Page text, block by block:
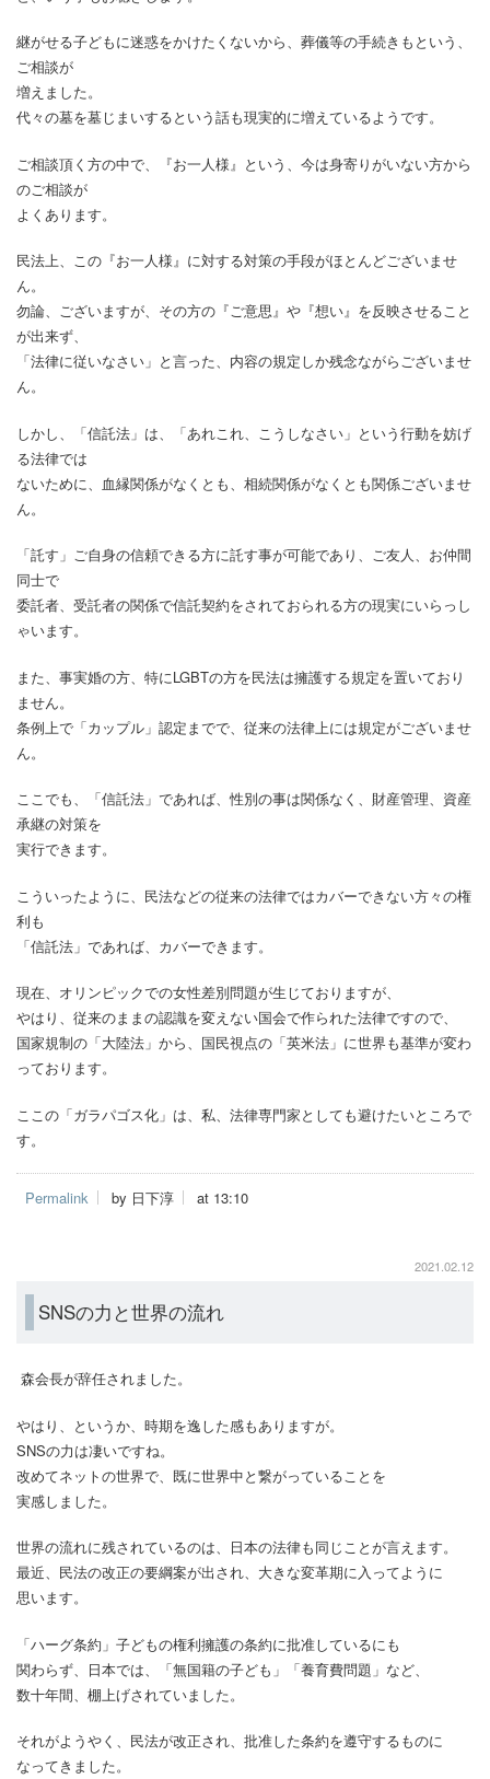
継がせる子どもに迷惑をかけたくないから、葬儀等の手続きもという、
ご相談が
増えました。
代々の墓を墓じまいするという話も現実的に増えているようです。
ご相談頂く方の中で、『お一人様』という、今は身寄りがいない方から
のご相談が
よくあります。
民法上、この『お一人様』に対する対策の手段がほとんどございませ
ん。
勿論、ございますが、その方の『ご意思』や『想い』を反映させること
が出来ず、
「法律に従いなさい」と言った、内容の規定しか残念ながらございませ
ん。
しかし、「信託法」は、「あれこれ、こうしなさい」という行動を妨げ
る法律では
ないために、血縁関係がなくとも、相続関係がなくとも関係ございませ
ん。
「託す」ご自身の信頼できる方に託す事が可能であり、ご友人、お仲間
同士で
委託者、受託者の関係で信託契約をされておられる方の現実にいらっし
ゃいます。
また、事実婚の方、特にLGBTの方を民法は擁護する規定を置いており
ません。
条例上で「カップル」認定までで、従来の法律上には規定がございませ
ん。
ここでも、「信託法」であれば、性別の事は関係なく、財産管理、資産
承継の対策を
実行できます。
こういったように、民法などの従来の法律ではカバーできない方々の権
利も
「信託法」であれば、カバーできます。
現在、オリンピックでの女性差別問題が生じておりますが、
やはり、従来のままの認識を変えない国会で作られた法律ですので、
国家規制の「大陸法」から、国民視点の「英米法」に世界も基準が変わ
っております。
ここの「ガラパゴス化」は、私、法律専門家としても避けたいところで
す。
Permalink by 日下淳 at 13:10
2021.02.12
SNSの力と世界の流れ
森会長が辞任されました。
やはり、というか、時期を逸した感もありますが。
SNSの力は凄いですね。
改めてネットの世界で、既に世界中と繋がっていることを
実感しました。
世界の流れに残されているのは、日本の法律も同じことが言えます。
最近、民法の改正の要綱案が出され、大きな変革期に入ってように
思います。
「ハーグ条約」子どもの権利擁護の条約に批准しているにも
関わらず、日本では、「無国籍の子ども」「養育費問題」など、
数十年間、棚上げされていました。
それがようやく、民法が改正され、批准した条約を遵守するものに
なってきました。